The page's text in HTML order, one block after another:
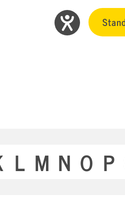
L M N O P